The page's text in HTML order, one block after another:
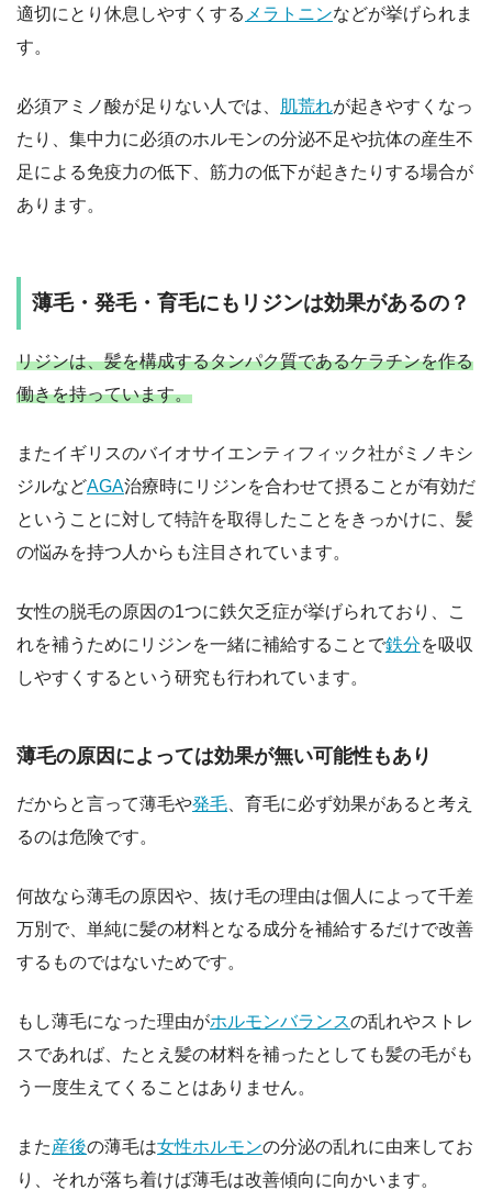
適切にとり休息しやすくする メラトニンなどが挙げられま
す。
必須アミノ酸が足りない人では、 肌荒れが起きやすくなっ
たり、集中力に必須のホルモンの分泌不足や抗体の産生不
足による免疫力の低下、筋力の低下が起きたりする場合が
あります。
薄毛・発毛・育毛にもリジンは効果があるの？
リジンは、髪を構成するタンパク質であるケラチンを作る
働きを持っています。
またイギリスのバイオサイエンティフィック社がミノキシ
ジルなどAGA治療時にリジンを合わせて摂ることが有効だ
ということに対して特許を取得したことをきっかけに、髪
の悩みを持つ人からも注目されています。
女性の脱毛の原因の1つに鉄欠乏症が挙げられており、こ
れを補うためにリジンを一緒に補給することで鉄分を吸収
しやすくするという研究も行われています。
薄毛の原因によっては効果が無い可能性もあり
だからと言って薄毛や発毛 、育毛に必ず効果があると考え
るのは危険です。
何故なら薄毛の原因や、抜け毛の理由は個人によって千差
万別で、単純に髪の材料となる成分を補給するだけで改善
するものではないためです。
もし薄毛になった理由がホルモンバランスの乱れやストレ
スであれば、たとえ髪の材料を補ったとしても髪の毛がも
う一度生えてくることはありません。
また産後の薄毛は女性ホルモンの分泌の乱れに由来してお
り、それが落ち着けば薄毛は改善傾向に向かいます。